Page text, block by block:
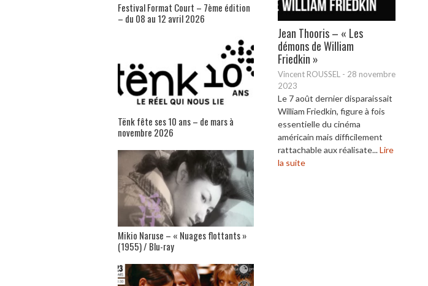
Jean Thooris – « Les
démons de William
Friedkin »
Vincent ROUSSEL - 28 novembre
2023
Le 7 août dernier disparaissait
William Friedkin, figure à fois
essentielle du cinéma
américain mais difficilement
rattachable aux réalisate...Lire
la suite
Festival Format Court – 7ème édition
– du 08 au 12 avril 2026
Tënk fête ses 10 ans – de mars à
novembre 2026
Mikio Naruse – « Nuages flottants »
(1955) / Blu-ray